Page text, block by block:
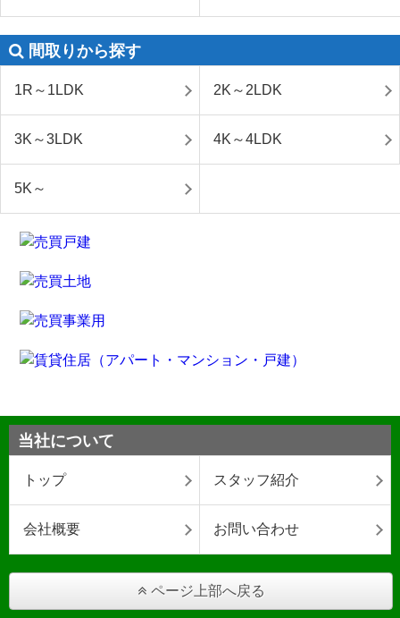
間取りから探す
1R～1LDK 2K～2LDK
3K～3LDK 4K～4LDK
5K～
当社について
トップ スタッフ紹介
会社概要 お問い合わせ
ページ上部へ戻る